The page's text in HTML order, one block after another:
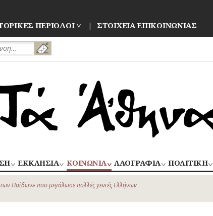
ΠΕΡΙΟΔΟΙ ΣΤΟΙΧΕΙΑ ΕΠΙΚΟΙΝΩΝΙΑΣ
ΕΚΚΛΗΣΙΑ
ΝΑΟΙ
–
ΚΟΙΝΩΝΙΑ
ΑΝΘΡΩΠΙΝΕΣ
ΙΣΤΟΡΙΕΣ
ΑΣΤΥΝΟΜΙΑ
ΛΑΟΓΡΑΦΙΑ
ΛΑΙΚΗ
ΔΗΜΙΟΥΡΓΙΑ
ΠΟΛΙΤΙΚΗ
ΕΚΛΟΓΕΣ
Παίδων» που μεγάλωσε πολλές γενιές Ελλήνων